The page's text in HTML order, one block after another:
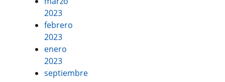
2023
febrero
2023
enero
2023
septiembre